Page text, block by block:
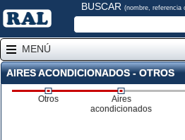
BUSCAR (nombre, referencia
MENÚ
AIRES ACONDICIONADOS - OTROS
Otros
Aires
acondicionados